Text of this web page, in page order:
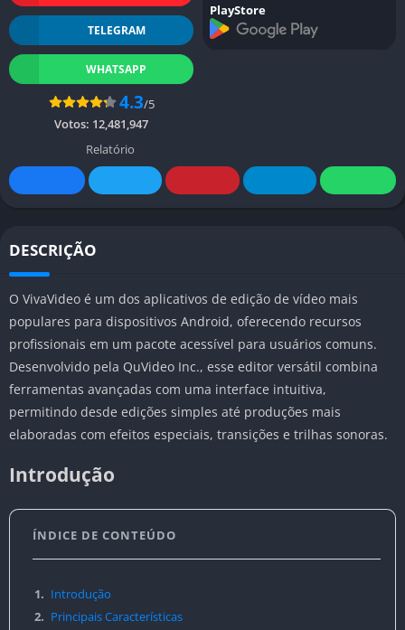
TELEGRAM
WHATSAPP
4.3/5
Votos: 12,481,947
Relatório
PlayStore
DESCRIÇÃO
O VivaVideo é um dos aplicativos de edição de vídeo mais
populares para dispositivos Android, oferecendo recursos
profissionais em um pacote acessível para usuários comuns.
Desenvolvido pela QuVideo Inc., esse editor versátil combina
ferramentas avançadas com uma interface intuitiva,
permitindo desde edições simples até produções mais
elaboradas com efeitos especiais, transições e trilhas sonoras.
Introdução
ÍNDICE DE CONTEÚDO
1. Introdução
2. Principais Características